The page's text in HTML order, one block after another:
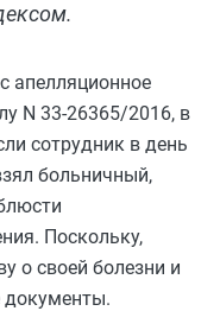
апелляционное
N 33-26365/2016, в
сотрудник в день
больничный,
Поскольку,
о своей болезни и
документы.